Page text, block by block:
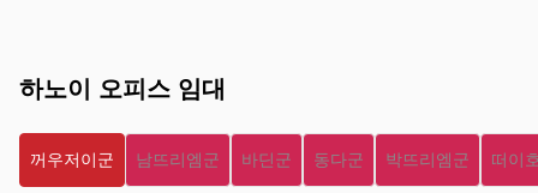
하노이 오피스 임대
꺼우저이군 남뜨리엠군 바딘군 동다군 박뜨리엠군 떠이